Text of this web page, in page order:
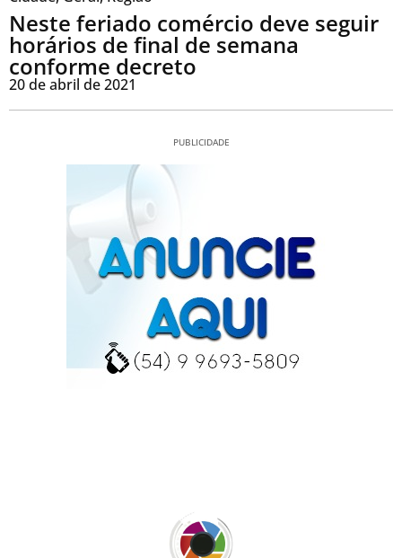
Neste feriado comércio deve seguir
horários de final de semana
conforme decreto
20 de abril de 2021
PUBLICIDADE